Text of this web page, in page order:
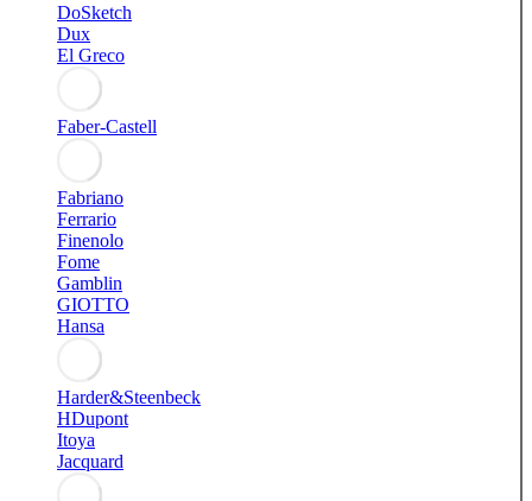
DoSketch
Dux
El Greco
Faber-Castell
Fabriano
Ferrario
Finenolo
Fome
Gamblin
GIOTTO
Hansa
Harder&Steenbeck
HDupont
Itoya
Jacquard